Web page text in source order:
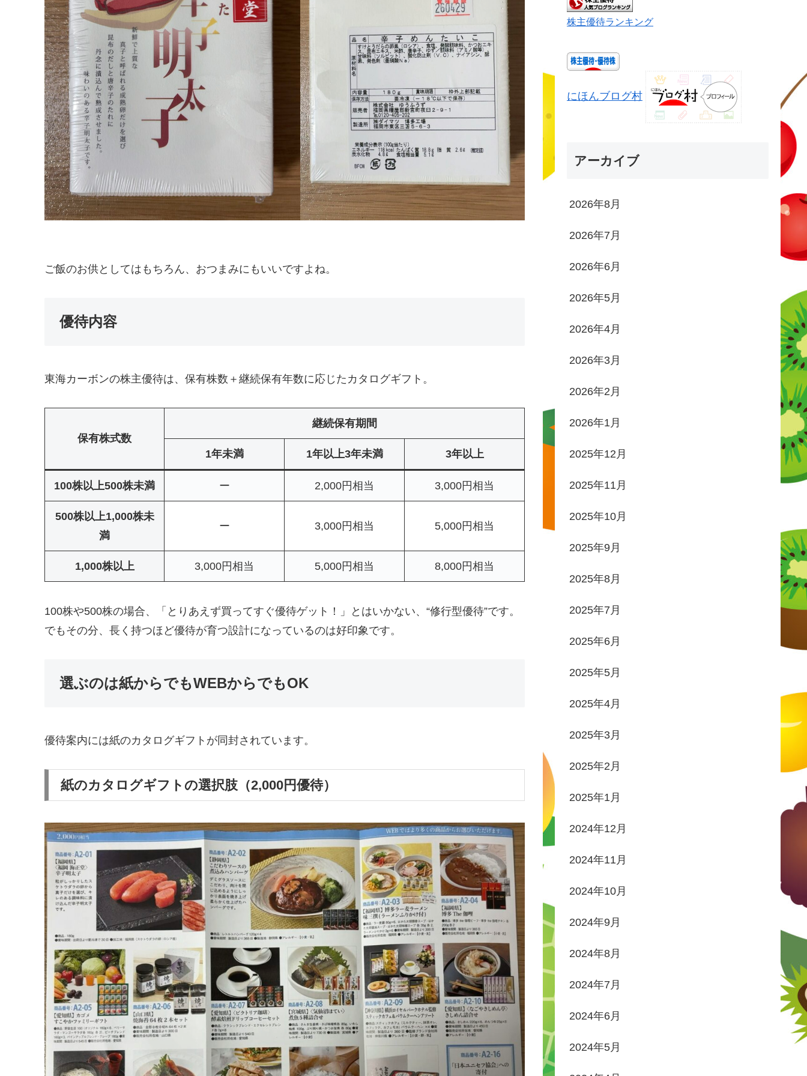
ご飯のお供としてはもちろん、おつまみにもいいですよね。
優待内容
東海カーボンの株主優待は、保有株数＋継続保有年数に応じたカタログギフト。
保有株式数
継続保有期間
1年未満 1年以上3年未満 3年以上
100株以上500株未満 ー 2,000円相当 3,000円相当
500株以上1,000株未
満
ー 3,000円相当 5,000円相当
1,000株以上 3,000円相当 5,000円相当 8,000円相当
100株や500株の場合、「とりあえず買ってすぐ優待ゲット！」とはいかない、“修行型優待”です。
でもその分、長く持つほど優待が育つ設計になっているのは好印象です。
選ぶのは紙からでもWEBからでもOK
優待案内には紙のカタログギフトが同封されています。
紙のカタログギフトの選択肢（2,000円優待）
株主優待ランキング
にほんブログ村
アーカイブ
2026年8月
2026年7月
2026年6月
2026年5月
2026年4月
2026年3月
2026年2月
2026年1月
2025年12月
2025年11月
2025年10月
2025年9月
2025年8月
2025年7月
2025年6月
2025年5月
2025年4月
2025年3月
2025年2月
2025年1月
2024年12月
2024年11月
2024年10月
2024年9月
2024年8月
2024年7月
2024年6月
2024年5月